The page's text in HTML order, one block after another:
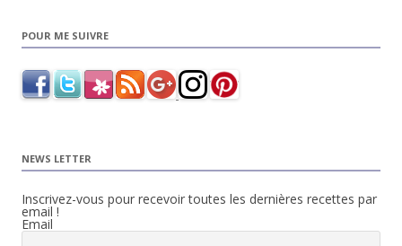
POUR ME SUIVRE
NEWS LETTER
Inscrivez-vous pour recevoir toutes les dernières recettes par
email !
Email